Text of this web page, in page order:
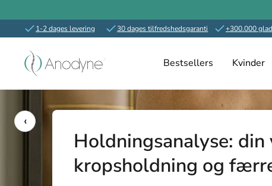
1-2 dages levering 30 dages tilfredshedsgaranti +300.000
Bestsellers Kvinder
Anodyne.dk
‹
Holdningsanalyse:
kropsholdning og